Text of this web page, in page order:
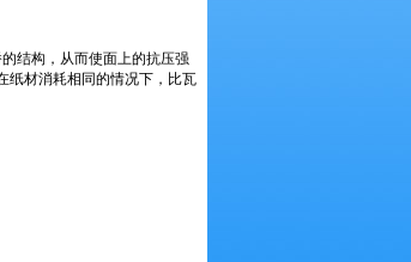
结构，从而使面上的抗压强
纸材消耗相同的情况下，比瓦